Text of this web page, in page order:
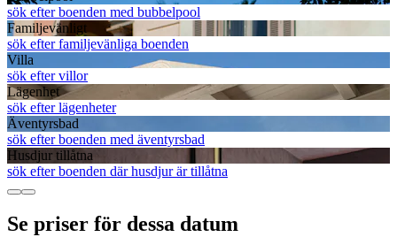
sök efter boenden med bubbelpool
Familjevänligt
sök efter familjevänliga boenden
Villa
sök efter villor
Lägenhet
sök efter lägenheter
Äventyrsbad
sök efter boenden med äventyrsbad
Husdjur tillåtna
sök efter boenden där husdjur är tillåtna
Se priser för dessa datum